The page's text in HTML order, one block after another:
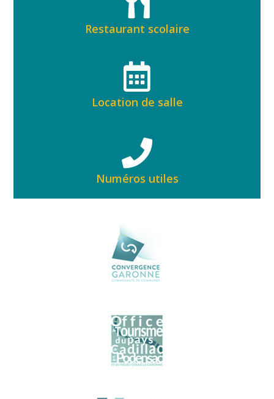
Restaurant scolaire
Location de salle
Numéros utiles